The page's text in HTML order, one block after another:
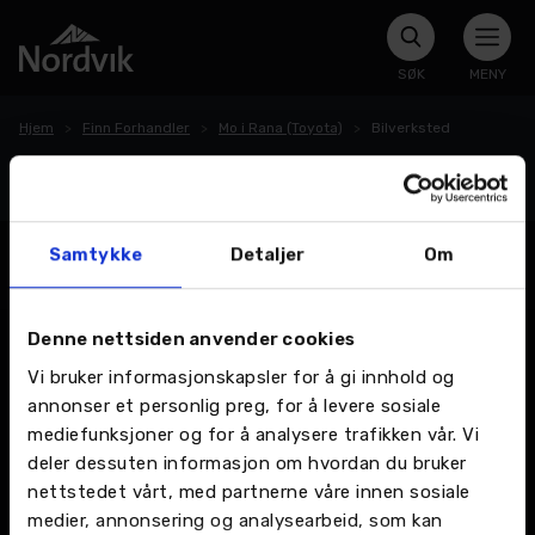
Samtykke Detaljer Om
Denne nettsiden anvender cookies
Vi bruker informasjonskapsler for å gi innhold og
annonser et personlig preg, for å levere sosiale
mediefunksjoner og for å analysere trafikken vår. Vi
deler dessuten informasjon om hvordan du bruker
nettstedet vårt, med partnerne våre innen sosiale
medier, annonsering og analysearbeid, som kan
SØK MENY
Hjem Finn Forhandler Mo i Rana (Toyota) Bilverksted